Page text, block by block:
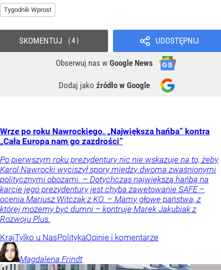
Tygodnik Wprost
UDOSTĘPNIJ
Obserwuj nas w Google News
Dodaj jako źródło w Google
SKOMENTUJ 4
Wrze po roku Nawrockiego. „Największa hańba” kontra
„Cała Europa nam go zazdrości”
Po pierwszym roku prezydentury nic nie wskazuje na to, żeby
Karol Nawrocki wyciszył spory między dwoma zwaśnionymi
politycznymi obozami. – Dotychczas największą hańbą na
karcie jego prezydentury jest chyba zawetowanie SAFE –
ocenia Mariusz Witczak z KO. – Mamy głowę państwa, z
której możemy być dumni – kontruje Marek Jakubiak z
Rozwoju Plus.
KrajTylko u NasPolitykaOpinie i komentarze
Magdalena Frindt